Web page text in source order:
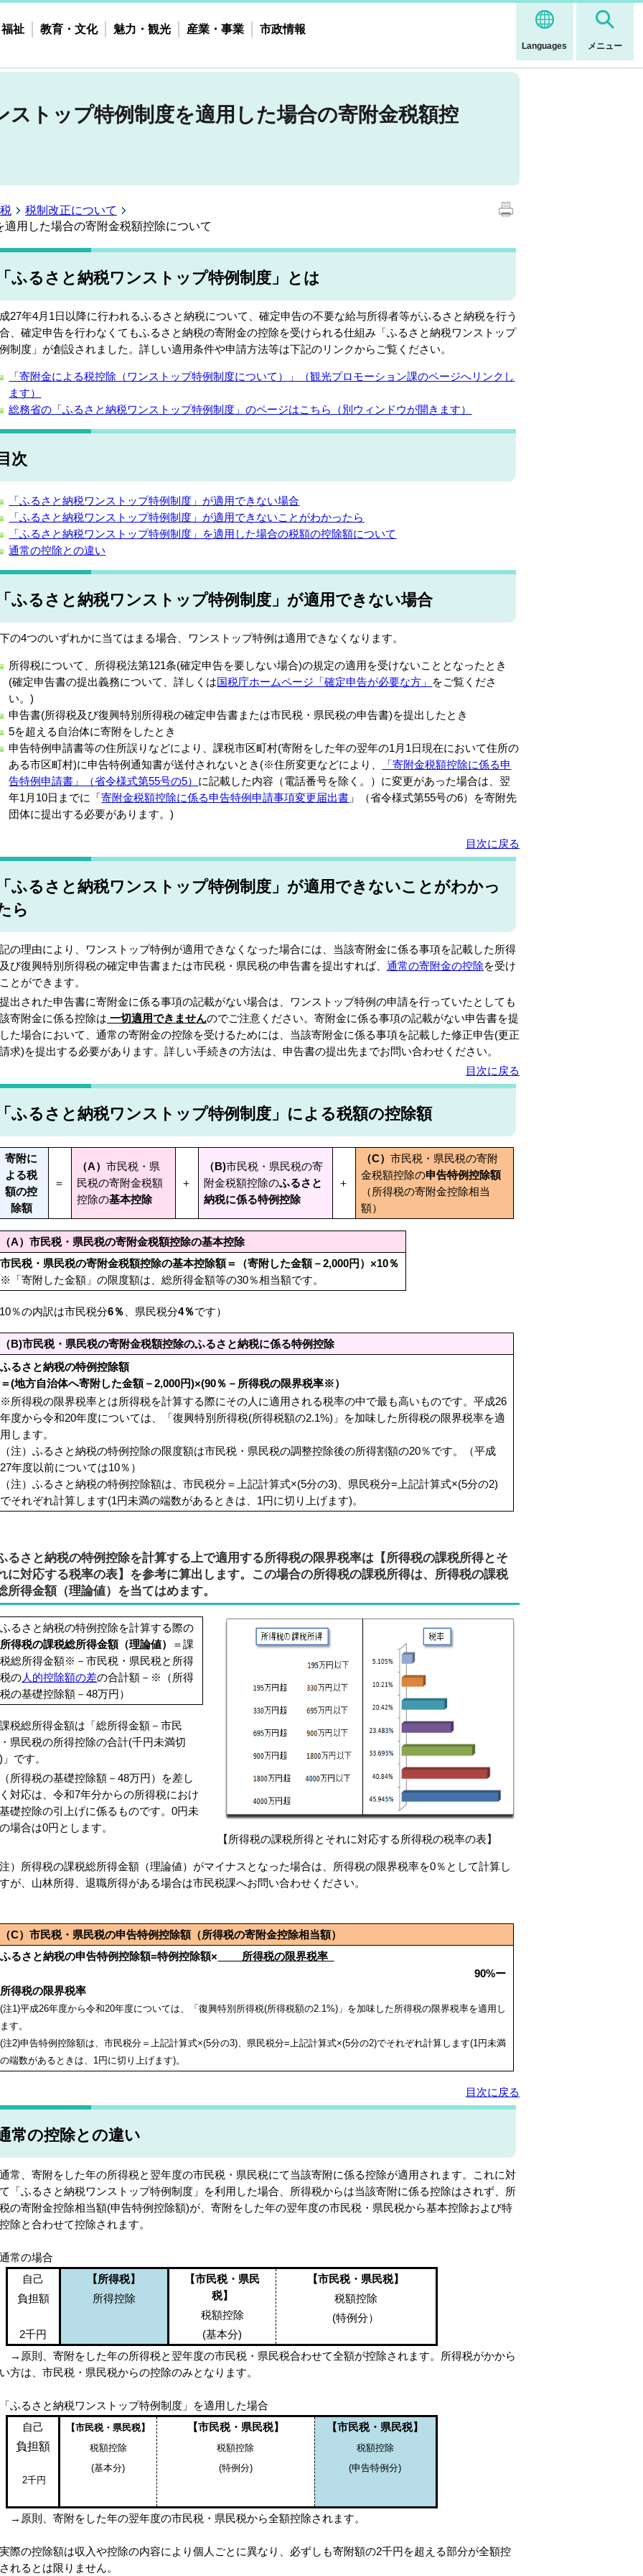
Languages メニュー
祉 教育・文化 魅力・観光 産業・事業 市政情報
ストップ特例制度を適用した場合の寄附金税額控
税制改正について
用した場合の寄附金税額控除について
ふるさと納税ワンストップ特例制度」とは
27年4月1日以降に行われるふるさと納税について、確定申告の不要な給与所得者等がふるさと納税を行う
、確定申告を行わなくてもふるさと納税の寄附金の控除を受けられる仕組み「ふるさと納税ワンストップ
制度」が創設されました。詳しい適用条件や申請方法等は下記のリンクからご覧ください。
「寄附金による税控除（ワンストップ特例制度について）」（観光プロモーション課のページへリンクし
ます）
総務省の「ふるさと納税ワンストップ特例制度」のページはこちら（別ウィンドウが開きます）
次
「ふるさと納税ワンストップ特例制度」が適用できない場合
「ふるさと納税ワンストップ特例制度」が適用できないことがわかったら
「ふるさと納税ワンストップ特例制度」を適用した場合の税額の控除額について
通常の控除との違い
ふるさと納税ワンストップ特例制度」が適用できない場合
の4つのいずれかに当てはまる場合、ワンストップ特例は適用できなくなります。
所得税について、所得税法第121条(確定申告を要しない場合)の規定の適用を受けないこととなったとき
(確定申告書の提出義務について、詳しくは国税庁ホームページ「確定申告が必要な方」 をご覧くださ
い。)
申告書(所得税及び復興特別所得税の確定申告書または市民税・県民税の申告書)を提出したとき
5を超える自治体に寄附をしたとき
申告特例申請書等の住所誤りなどにより、課税市区町村(寄附をした年の翌年の1月1日現在において住所の
ある市区町村)に申告特例通知書が送付されないとき(※住所変更などにより、
「寄附金税額控除に係る申
告特例申請書」（省令様式第55号の5） に記載した内容（電話番号を除く。）に変更があった場合は、翌
年1月10日までに「寄附金税額控除に係る申告特例申請事項変更届出書 」（省令様式第55号の6）を寄附先
団体に提出する必要があります。)
目次に戻る
ふるさと納税ワンストップ特例制度」が適用できないことがわかっ
ら
の理由により、ワンストップ特例が適用できなくなった場合には、当該寄附金に係る事項を記載した所得
び復興特別所得税の確定申告書または市民税・県民税の申告書を提出すれば、 通常の寄附金の控除を受け
とができます。
出された申告書に寄附金に係る事項の記載がない場合は、ワンストップ特例の申請を行っていたとしても
寄附金に係る控除は 一切適用できませんのでご注意ください。寄附金に係る事項の記載がない申告書を提
た場合において、通常の寄附金の控除を受けるためには、当該寄附金に係る事項を記載した修正申告(更正
求)を提出する必要があります。詳しい手続きの方法は、申告書の提出先までお問い合わせください。
目次に戻る
ふるさと納税ワンストップ特例制度」による税額の控除額
寄附に
よる税
額の控
除額
＝
（A）市民税・県
民税の寄附金税額
控除の基本控除
＋
（B)市民税・県民税の寄
附金税額控除のふるさと
納税に係る特例控除
＋
（C）市民税・県民税の寄附
金税額控除の申告特例控除額
（所得税の寄附金控除相当
額）
（A）市民税・県民税の寄附金税額控除の基本控除
市民税・県民税の寄附金税額控除の基本控除額＝（寄附した金額－2,000円）×10％
※「寄附した金額」の限度額は、総所得金額等の30％相当額です。
％の内訳は市民税分6％ 、県民税分4％です）
（B)市民税・県民税の寄附金税額控除のふるさと納税に係る特例控除
ふるさと納税の特例控除額
＝(地方自治体へ寄附した金額－2,000円)×(90％－所得税の限界税率※）
※所得税の限界税率とは所得税を計算する際にその人に適用される税率の中で最も高いものです。平成26
年度から令和20年度については、「復興特別所得税(所得税額の2.1%)」を加味した所得税の限界税率を適
用します。
（注）ふるさと納税の特例控除の限度額は市民税・県民税の調整控除後の所得割額の20％です。（平成
27年度以前については10％）
（注）ふるさと納税の特例控除額は、市民税分＝上記計算式×(5分の3)、県民税分=上記計算式×(5分の2)
でそれぞれ計算します(1円未満の端数があるときは、1円に切り上げます)。
るさと納税の特例控除を計算する上で適用する所得税の限界税率は【所得税の課税所得とそ
に対応する税率の表】を参考に算出します。この場合の所得税の課税所得は、所得税の課税
所得金額（理論値）を当てはめます。
【所得税の課税所得とそれに対応する所得税の税率の表】
ふるさと納税の特例控除を計算する際の
所得税の課税総所得金額（理論値）
＝課
税総所得金額※－市民税・県民税と所得
税の人的控除額の差の合計額－※（所得
税の基礎控除額－48万円）
税総所得金額は「総所得金額－市民
県民税の所得控除の合計(千円未満切
です。
所得税の基礎控除額－48万円）を差し
対応は、令和7年分からの所得税におけ
礎控除の引上げに係るものです。0円未
場合は0円とします。
）所得税の課税総所得金額（理論値）がマイナスとなった場合は、所得税の限界税率を0％として計算し
が、山林所得、退職所得がある場合は市民税課へお問い合わせください。
（C）市民税・県民税の申告特例控除額（所得税の寄附金控除相当額）
ふるさと納税の申告特例控除額=特例控除額× 所得税の限界税率
90%ー
所得税の限界税率
(注1)平成26年度から令和20年度については、「復興特別所得税(所得税額の2.1%)」を加味した所得税の限界税率を適用し
ます。
(注2)申告特例控除額は、市民税分＝上記計算式×(5分の3)、県民税分=上記計算式×(5分の2)でそれぞれ計算します(1円未満
の端数があるときは、1円に切り上げます)。
目次に戻る
常の控除との違い
、寄附をした年の所得税と翌年度の市民税・県民税にて当該寄附に係る控除が適用されます。これに対
「ふるさと納税ワンストップ特例制度」を利用した場合、所得税からは当該寄附に係る控除はされず、所
の寄附金控除相当額(申告特例控除額)が、寄附をした年の翌年度の市民税・県民税から基本控除および特
除と合わせて控除されます。
通常の場合
自己
負担額
2千円
【所得税】
所得控除
【市民税・県民
税】
税額控除
(基本分)
【市民税・県民税】
税額控除
(特例分）
則、寄附をした年の所得税と翌年度の市民税・県民税合わせて全額が控除されます。所得税がかから
方は、市民税・県民税からの控除のみとなります。
ふるさと納税ワンストップ特例制度」を適用した場合
自己
負担額
2千円
【市民税・県民税】
税額控除
(基本分)
【市民税・県民税】
税額控除
(特例分)
【市民税・県民税】
税額控除
(申告特例分)
則、寄附をした年の翌年度の市民税・県民税から全額控除されます。
際の控除額は収入や控除の内容により個人ごとに異なり、必ずしも寄附額の2千円を超える部分が全額控
れるとは限りません。